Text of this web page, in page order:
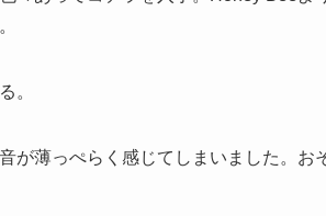
。
が薄っぺらく感じてしまいました。お